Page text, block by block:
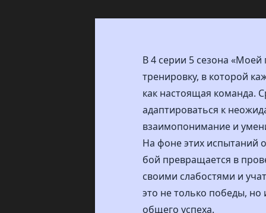
В 4 серии 5 сезона
тренировку, в которой
как настоящая команда.
адаптироваться к
взаимопонимание и
На фоне этих испытаний
бой превращается в
своими слабостями и
это не только победы, но
общего успеха.